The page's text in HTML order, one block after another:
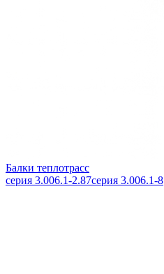
Балки теплотрасс
серия 3.006.1-2.87серия 3.006.1-8